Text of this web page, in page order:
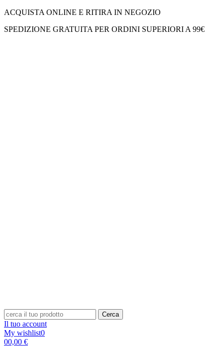
ACQUISTA ONLINE E RITIRA IN NEGOZIO
SPEDIZIONE GRATUITA PER ORDINI SUPERIORI A 99€
Cerca
Il tuo account
My wishlist0
00,00 €